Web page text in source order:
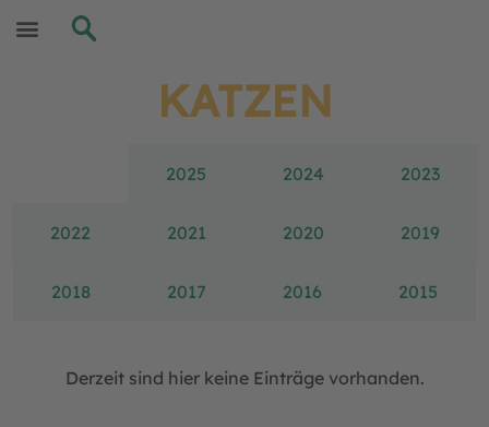
KATZEN
2025 2024 2023
2022 2021 2020 2019
2018 2017 2016 2015
Derzeit sind hier keine Einträge vorhanden.